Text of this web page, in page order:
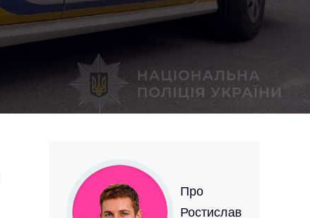
Про
Ростислав